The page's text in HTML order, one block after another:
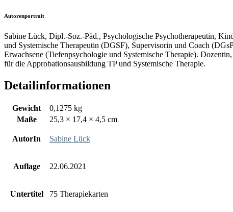
Autorenportrait
Sabine Lück, Dipl.-Soz.-Päd., Psychologische Psychotherapeutin,
und Systemische Therapeutin (DGSF), Supervisorin und Coach
Erwachsene (Tiefenpsychologie und Systemische Therapie).
für die Approbationsausbildung TP und Systemische Therapie.
Detailinformationen
Gewicht
0,1275 kg
Maße
25,3 × 17,4 × 4,5 cm
AutorIn Sabine Lück
Auflage 22.06.2021
Untertitel 75 Therapiekarten